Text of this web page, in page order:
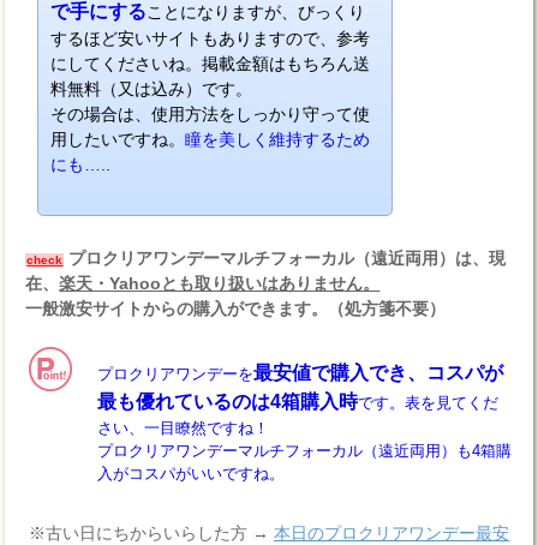
で手にすることになりますが、びっくり
するほど安いサイトもありますので、参考
にしてくださいね。掲載金額はもちろん送
料無料（又は込み）です。
その場合は、使用方法をしっかり守って使
用したいですね。瞳を美しく維持するため
にも…..
check
プロクリアワンデーマルチフォーカル（遠近両用）は、現
在、楽天・Yahooとも取り扱いはありません。
一般激安サイトからの購入ができます。（処方箋不要）
プロクリアワンデーを最安値で購入でき、コスパが
最も優れているのは4箱購入時です。表を見てくだ
さい、一目瞭然ですね！
プロクリアワンデーマルチフォーカル（遠近両用）も4箱購
入がコスパがいいですね。
※古い日にちからいらした方 → 本日のプロクリアワンデー最安